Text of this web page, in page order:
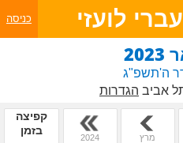
לועזי כניסה
ה'תשפ"ג
אביב הגדרות
מרץ 2024
קפיצה
בזמן